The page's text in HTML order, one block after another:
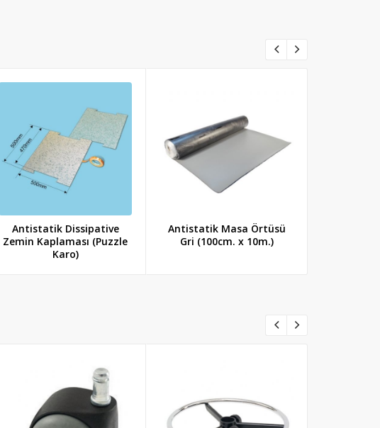
Antistatik Dissipative
Zemin Kaplaması (Puzzle
Karo)
Antistatik Masa Örtüsü
Gri (100cm. x 10m.)